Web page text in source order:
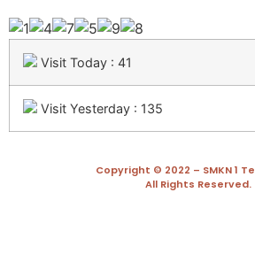
Visit Today : 41
Visit Yesterday : 135
Copyright © 2022 – SMKN 1
All Rights Reserved.